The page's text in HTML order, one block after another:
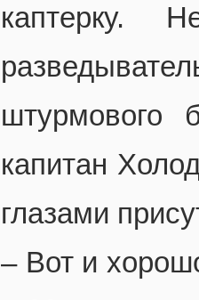
каптерку.
штурмового
капитан
глазами
– Вот и